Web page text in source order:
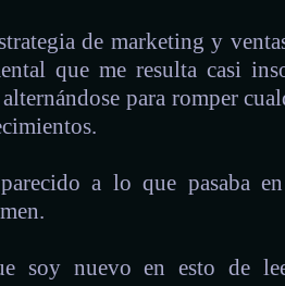
de marketing y
que me resulta casi
para romper
a lo que pasaba
soy nuevo en esto de